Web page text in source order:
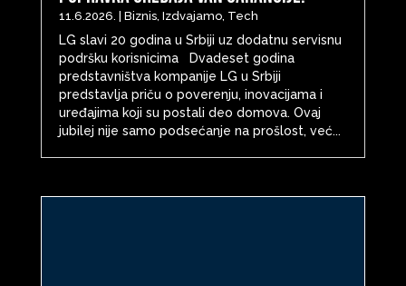
11.6.2026. Biznis, Izdvajamo, Tech
LG slavi 20 godina u Srbiji uz dodatnu servisnu
podršku korisnicima Dvadeset godina
predstavništva kompanije LG u Srbiji
predstavlja priču o poverenju, inovacijama i
uređajima koji su postali deo domova. Ovaj
jubilej nije samo podsećanje na prošlost, već...